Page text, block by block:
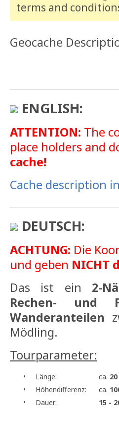
terms and
Geocache
ENGLISH:
ATTENTION: The
place holders and
cache!
Cache description
DEUTSCH:
ACHTUNG: Die
und geben NICHT
Das ist ein 2-
Rechen- und
Wanderanteilen
Mödling.
Tourparameter:
• Länge: ca.
•
Höhendifferenz: ca.
•
Dauer: 15 -